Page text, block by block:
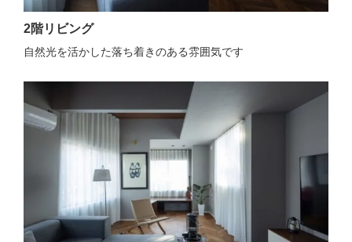
2階リビング
自然光を活かした落ち着きのある雰囲気です